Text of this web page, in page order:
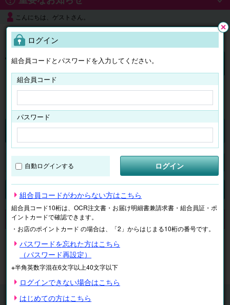
こんにちは、ゲストさん。
よくある質問
ログイン
チケット マイページ
検索
申し訳ございません。 現在、該当商品は、お取扱いしておりません。
マイページ 注文履歴
抽選結果
請求内容
チケット
ログイン
組合員コードとパスワードを入力してください。
組合員コード
パスワード
自動ログインする ログイン
組合員コードがわからない方はこちら
組合員コード10桁は、OCR注文書・お届け明細書兼請求書・組合員証・ポ
イントカードで確認できます。
・お店のポイントカード の場合は、「2」からはじまる10桁の番号です。
パスワードを忘れた方はこちら
（パスワード再設定）
※半角英数字混在6文字以上40文字以下
ログインできない場合はこちら
はじめての方はこちら